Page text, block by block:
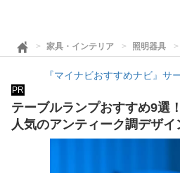
家具・インテリア 照明器具
『マイナビおすすめナビ』サ
PR
テーブルランプおすすめ9選
人気のアンティーク調デザイ